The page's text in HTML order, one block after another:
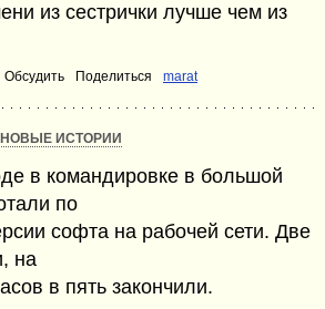
из сестрички лучше чем из
Обсудить Поделиться marat
НОВЫЕ ИСТОРИИ
в командировке в большой
по
софта на рабочей сети. Две
на
в пять закончили.